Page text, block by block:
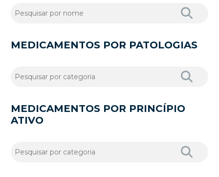
MEDICAMENTOS POR PATOLOGIAS
MEDICAMENTOS POR PRINCÍPIO
ATIVO